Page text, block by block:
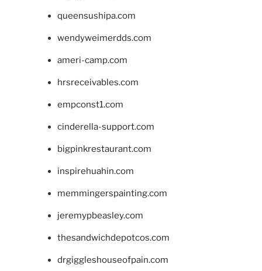
queensushipa.com
wendyweimerdds.com
ameri-camp.com
hrsreceivables.com
empconst1.com
cinderella-support.com
bigpinkrestaurant.com
inspirehuahin.com
memmingerspainting.com
jeremypbeasley.com
thesandwichdepotcos.com
drgiggleshouseofpain.com